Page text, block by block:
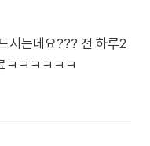
시는데요??? 전 하루2
ㅋㅋㅋㅋㅋㅋ